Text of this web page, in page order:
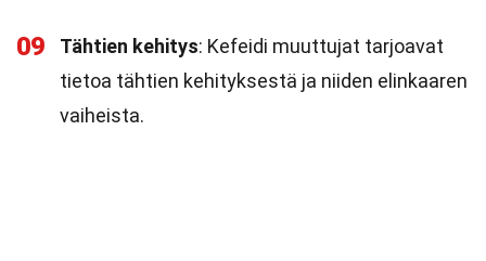
09 Tähtien kehitys: Kefeidi muuttujat tarjoavat
tietoa tähtien kehityksestä ja niiden elinkaaren
vaiheista.